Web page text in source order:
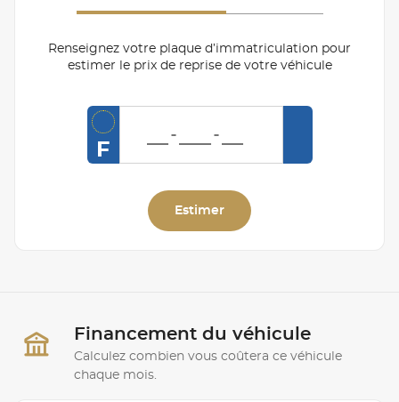
Renseignez votre plaque d’immatriculation pour
estimer le prix de reprise de votre véhicule
F
Estimer
Financement du véhicule
Calculez combien vous coûtera ce véhicule
chaque mois.